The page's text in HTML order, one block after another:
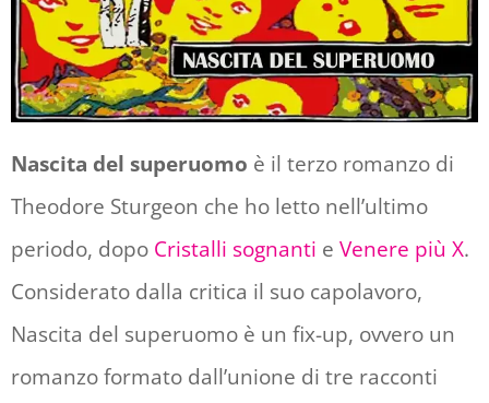
Nascita del superuomo è il terzo romanzo di
Theodore Sturgeon che ho letto nell’ultimo
periodo, dopo Cristalli sognanti e Venere più X.
Considerato dalla critica il suo capolavoro,
Nascita del superuomo è un fix-up, ovvero un
romanzo formato dall’unione di tre racconti